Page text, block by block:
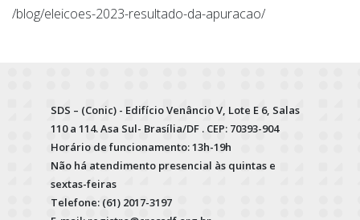
/blog/eleicoes-2023-resultado-da-apuracao/
SDS – (Conic) - Edifício Venâncio V, Lote E 6, Salas
110 a 114. Asa Sul- Brasília/DF . CEP: 70393-904
Horário de funcionamento: 13h-19h
Não há atendimento presencial às quintas e
sextas-feiras
Telefone: (61) 2017-3197